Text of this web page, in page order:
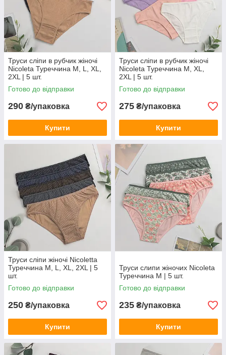
Труси сліпи в рубчик жіночі
Nicoleta Туреччина M, L, XL,
2XL | 5 шт.
Готово до відправки
290 ₴/упаковка
Купити
Труси сліпи в рубчик жіночі
Nicoleta Туреччина M, XL,
2XL | 5 шт.
Готово до відправки
275 ₴/упаковка
Купити
Труси сліпи жіночі Nicoletta
Туреччина M, L, XL, 2XL | 5
шт.
Готово до відправки
250 ₴/упаковка
Купити
Труси слипи жіночих Nicoleta
Туреччина M | 5 шт.
Готово до відправки
235 ₴/упаковка
Купити